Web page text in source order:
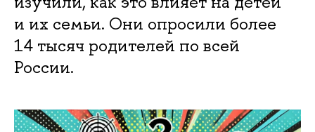
и их семьи. Они опросили более
14 тысяч родителей по всей
России.